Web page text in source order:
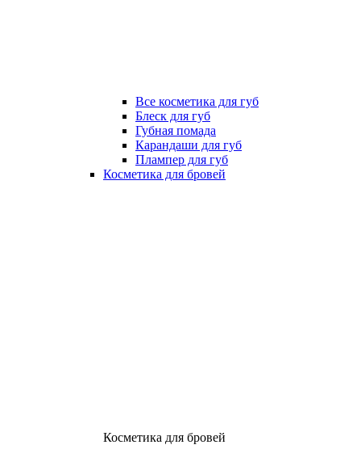
Все косметика для губ
Блеск для губ
Губная помада
Карандаши для губ
Плампер для губ
Косметика для бровей
Косметика для бровей